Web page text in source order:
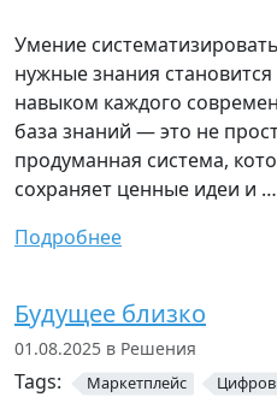
Умение
нужные знания
навыком каждого
база знаний — это не
продуманная система,
сохраняет ценные идеи и …
Подробнее
Будущее близко
01.08.2025 в Решения
Tags: Маркетплейс